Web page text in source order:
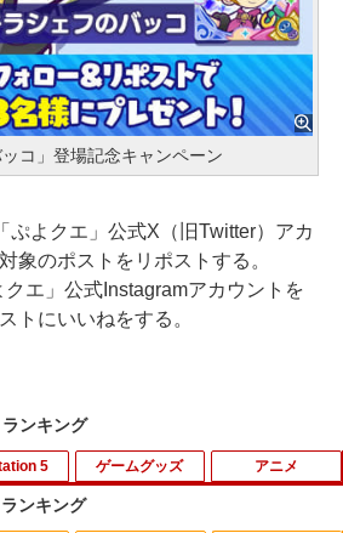
ッコ」登場記念キャンペーン
ぷよクエ」公式X（旧Twitter）アカ
象のポストをリポストする。
クエ」公式Instagramアカウントを
トにいいねをする。
ンキング
5 ゲームグッズ アニメ
ンキング